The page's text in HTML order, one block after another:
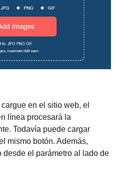
en el sitio web, el
línea procesará la
Todavía puede cargar
mismo botón. Además,
desde el parámetro al lado de